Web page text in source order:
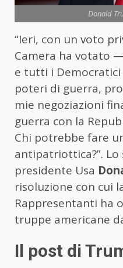
Donald
“Ieri, con un voto
Camera ha votato
e tutti i
poteri di guerra,
mie negoziazioni
guerra con la
Chi potrebbe fare
antipatriottica?”.
presidente Usa
risoluzione con cui
Rappresentanti ha
truppe americane
Il post di